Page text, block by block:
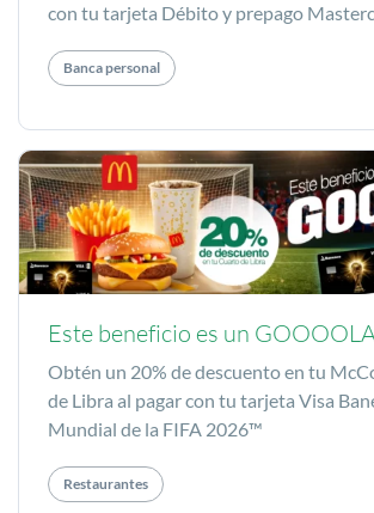
con tu tarjeta Débito y prepago
Banca personal
Este beneficio es un
Obtén un 20% de descuento en tu
de Libra al pagar con tu tarjeta Visa
Mundial de la FIFA 2026™
Restaurantes